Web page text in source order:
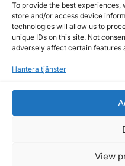
To provide the best experiences,
store and/or access device
technologies will allow us to
unique IDs on this site. Not
adversely affect certain features
Hantera tjänster
View
Allmänna frågor:
© 2026